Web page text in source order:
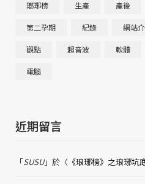
瑯琊榜 生產 產後
第二孕期 紀錄 網站
觀點 超音波 軟體
電腦
近期留言
「SUSU」於〈 《琅琊榜》之琅琊坑